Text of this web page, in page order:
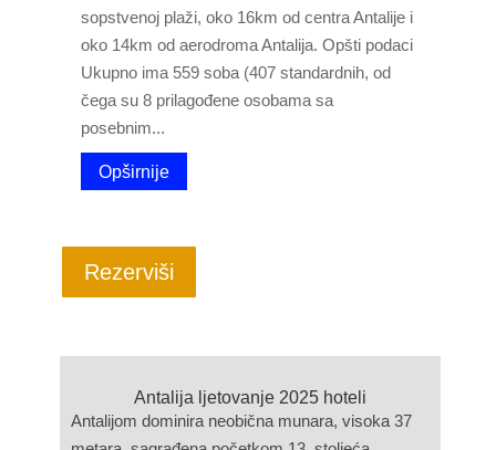
sopstvenoj plaži, oko 16km od centra Antalije i
oko 14km od aerodroma Antalija. Opšti podaci
Ukupno ima 559 soba (407 standardnih, od
čega su 8 prilagođene osobama sa
posebnim...
Opširnije
Rezerviši
Antalija ljetovanje 2025 hoteli
Antalijom dominira neobična munara, visoka 37